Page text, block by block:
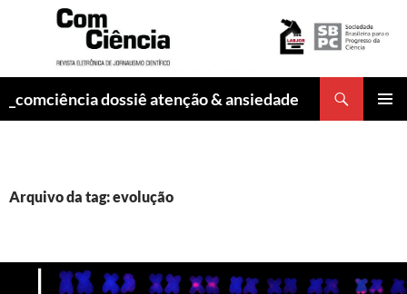
_comciência dossiê atenção & ansiedade
Arquivo da tag: evolução